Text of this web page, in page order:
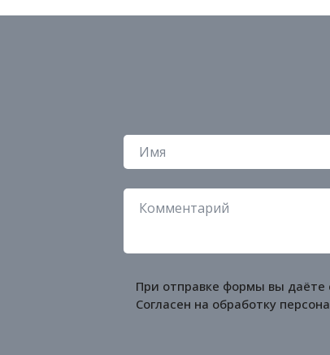
При отправке формы вы даёте
Согласен на обработку